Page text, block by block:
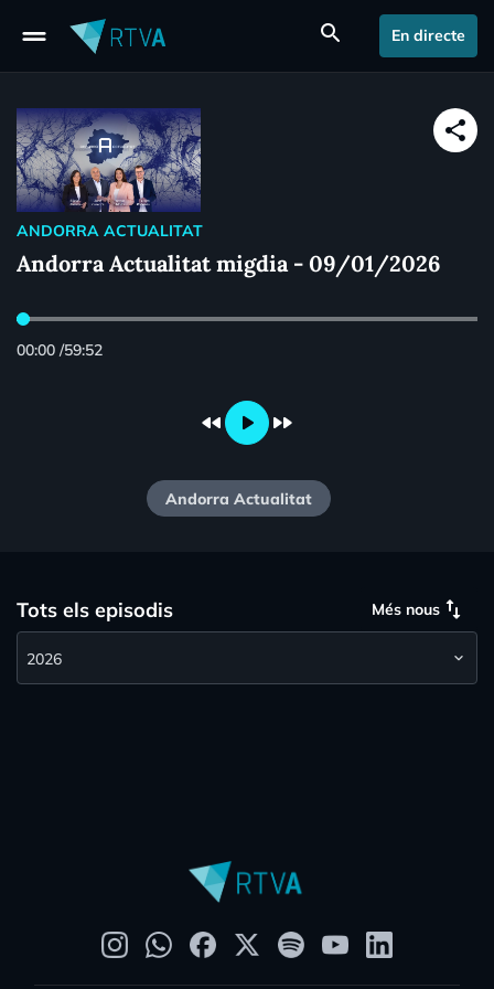
drag_handle search En directe
share
ANDORRA ACTUALITAT
Andorra Actualitat migdia - 09/01/2026
00:00 /59:52
fast_rewind play_arrow fast_forward
Andorra Actualitat
Tots els episodis Més nous swap_vert